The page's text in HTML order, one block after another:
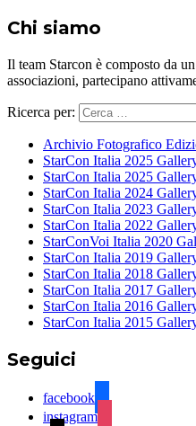
Chi siamo
Il team Starcon è composto da
associazioni, partecipano
Ricerca per:
Archivio Fotografico
StarCon Italia 2025
StarCon Italia 2025
StarCon Italia 2024
StarCon Italia 2023
StarCon Italia 2022
StarConVoi Italia 2020
StarCon Italia 2019
StarCon Italia 2018
StarCon Italia 2017
StarCon Italia 2016
StarCon Italia 2015
Seguici
facebook
instagram